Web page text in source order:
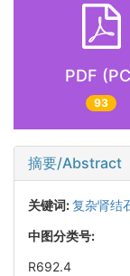
PDF
93
摘要/Abstract
关键词:复杂肾结
中图分类号:
R692.4